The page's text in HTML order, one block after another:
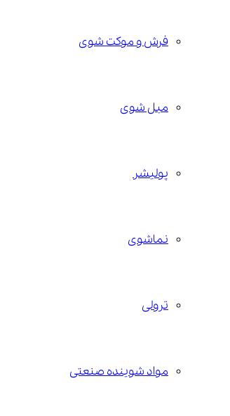
فرش و موکت شوی
مبل شوی
پولیشر
نماشوی
ترولی
مواد شوینده صنعتی